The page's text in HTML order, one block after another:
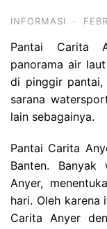
INFORMASI ·
Pantai Carita
panorama air
di pinggir pantai,
sarana
lain sebagainya.
Pantai Carita
Banten.
Anyer,
hari. Oleh karena
Carita Anyer